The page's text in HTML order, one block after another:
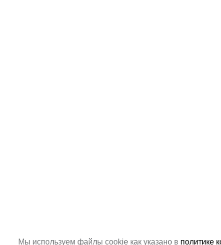
Мы используем файлы cookie как указано в политике